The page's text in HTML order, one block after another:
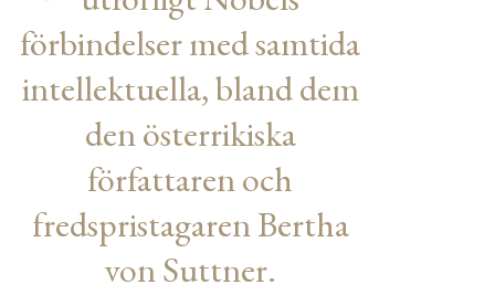
förbindelser med samtida
intellektuella, bland dem
den österrikiska
författaren och
fredspristagaren Bertha
von Suttner.